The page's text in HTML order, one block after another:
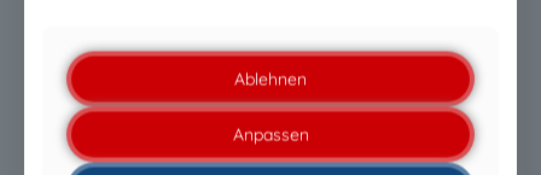
Kriterium. Entscheidend ist die technische
Leistungsfähigkeit.
Saubere Module. Effiziente Energiegewinnung.
Nachhaltig gepflegt.
Ablehnen
Anpassen